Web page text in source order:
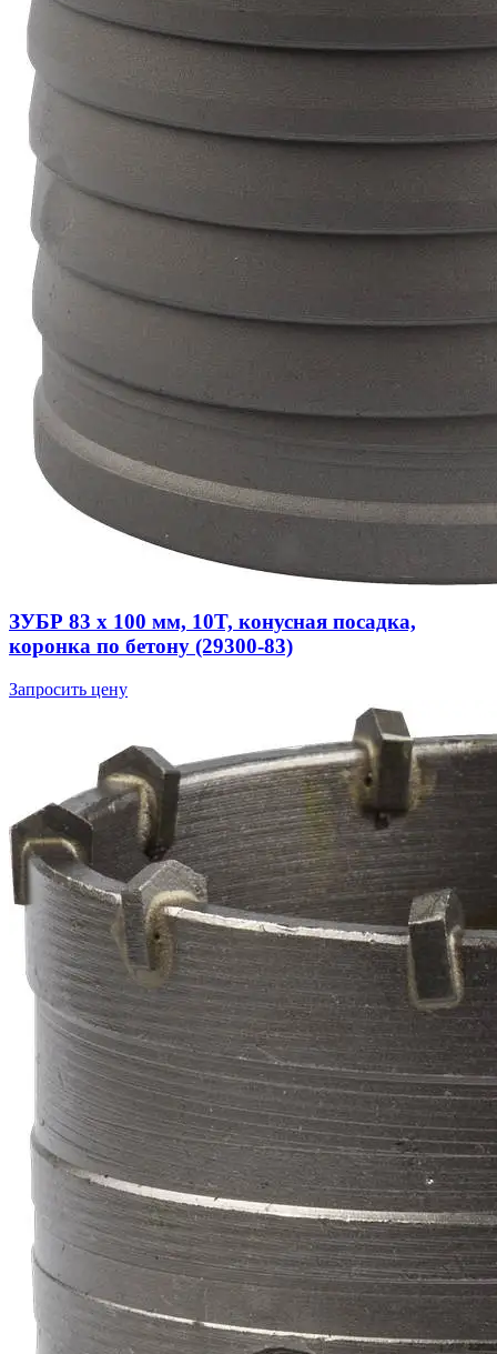
ЗУБР 83 x 100 мм, 10T, конусная посадка,
коронка по бетону (29300-83)
Запросить цену